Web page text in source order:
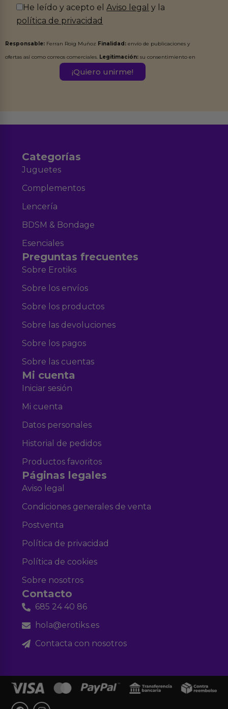
He leído y acepto elAviso legal y la
política de privacidad
Responsable: Ferran Roig Muñoz Finalidad: envío de publicaciones y
ofertas así como correos comerciales. Legitimación: su consentimiento en
Destinatarios:Ferran Roig Muñoz. Podrás ejercer tus
Categorías
Juguetes
Complementos
Lencería
BDSM & Bondage
Esenciales
Preguntas frecuentes
Sobre Erotiks
Sobre los envíos
Sobre los productos
Sobre las devoluciones
Sobre los pagos
Sobre las cuentas
Mi cuenta
Iniciar sesión
Mi cuenta
Datos personales
Historial de pedidos
Productos favoritos
Páginas legales
Aviso legal
Condiciones generales de venta
Postventa
Política de privacidad
Política de cookies
Sobre nosotros
Contacto
685 24 40 86
hola@erotiks.es
Contacta con nosotros
F I